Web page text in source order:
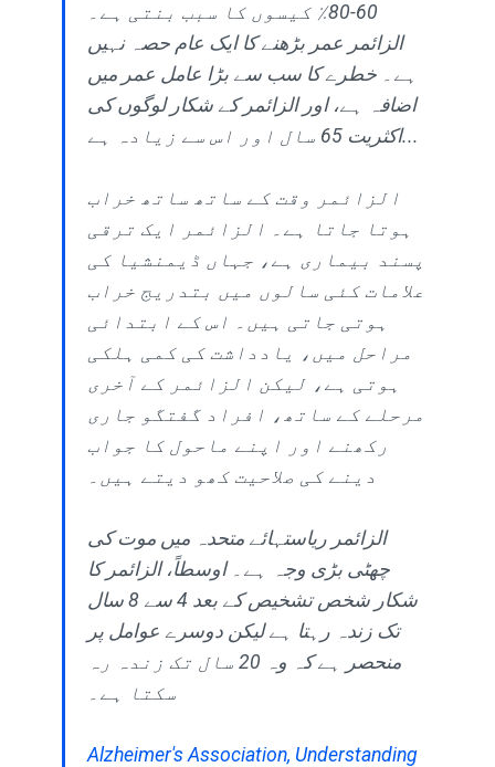
60-80٪ کیسوں کا سبب بنتی ہے۔
الزائمر عمر بڑھنے کا ایک عام حصہ نہیں
ہے۔ خطرے کا سب سے بڑا عامل عمر میں
اضافہ ہے، اور الزائمر کے شکار لوگوں کی
اکثریت 65 سال اور اس سے زیادہ ہے...
الزائمر وقت کے ساتھ ساتھ خراب
ہوتا جاتا ہے۔ الزائمر ایک ترقی
پسند بیماری ہے، جہاں ڈیمنشیا کی
علامات کئی سالوں میں بتدریج خراب
ہوتی جاتی ہیں۔ اس کے ابتدائی
مراحل میں، یادداشت کی کمی ہلکی
ہوتی ہے، لیکن الزائمر کے آخری
مرحلے کے ساتھ، افراد گفتگو جاری
رکھنے اور اپنے ماحول کا جواب
دینے کی صلاحیت کھو دیتے ہیں۔
الزائمر ریاستہائے متحدہ میں موت کی
چھٹی بڑی وجہ ہے۔ اوسطاً، الزائمر کا
شکار شخص تشخیص کے بعد 4 سے 8 سال
تک زندہ رہتا ہے لیکن دوسرے عوامل پر
منحصر ہے کہ وہ 20 سال تک زندہ رہ
سکتا ہے۔
Alzheimer's Association, Understanding